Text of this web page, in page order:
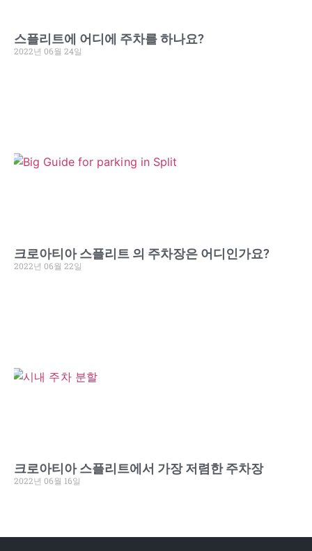
스플리트에 어디에 주차를 하나요?
2022년 06월 24일
크로아티아 스플리트 의 주차장은 어디인가요?
2022년 06월 22일
크로아티아 스플리트에서 가장 저렴한 주차장
2022년 06월 16일